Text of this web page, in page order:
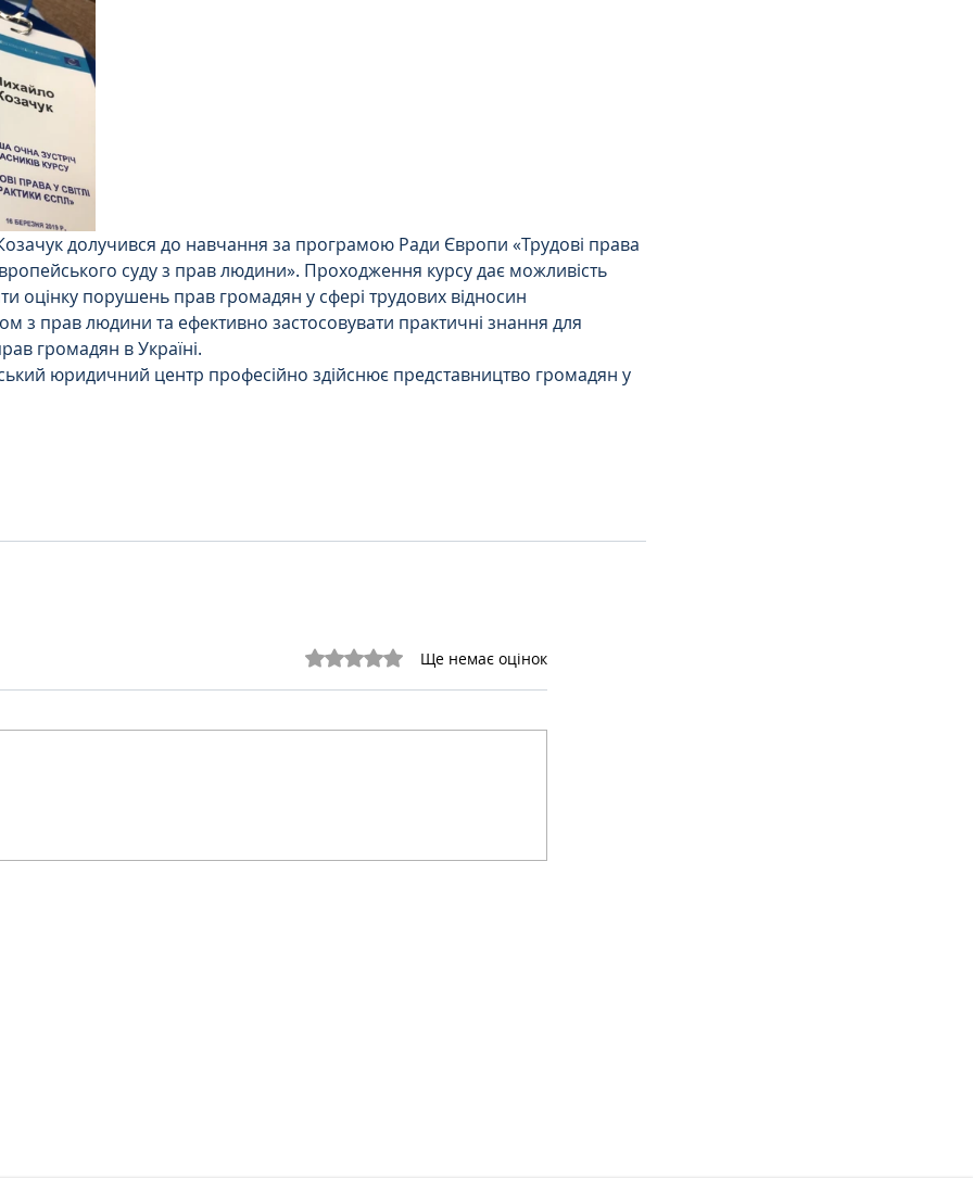
долучився до навчання за програмою Ради Європи «Трудові права
суду з прав людини». Проходження курсу дає можливість
оцінку порушень прав громадян у сфері трудових відносин
з прав людини та ефективно застосовувати практичні знання для
громадян в Україні.
юридичний центр професійно здійснює представництво громадян у
Оцінка: 0 з 5 зірок.Ще немає оцінок